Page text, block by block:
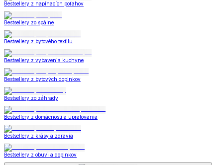
Bestsellery z napínacích poťahov
Bestsellery zo spálne
Bestsellery z bytového textilu
Bestsellery z vybavenia kuchyne
Bestsellery z bytových doplnkov
Bestsellery zo záhrady
Bestsellery z domácnosti a upratovania
Bestsellery z krásy a zdravia
Bestsellery z obuvi a doplnkov